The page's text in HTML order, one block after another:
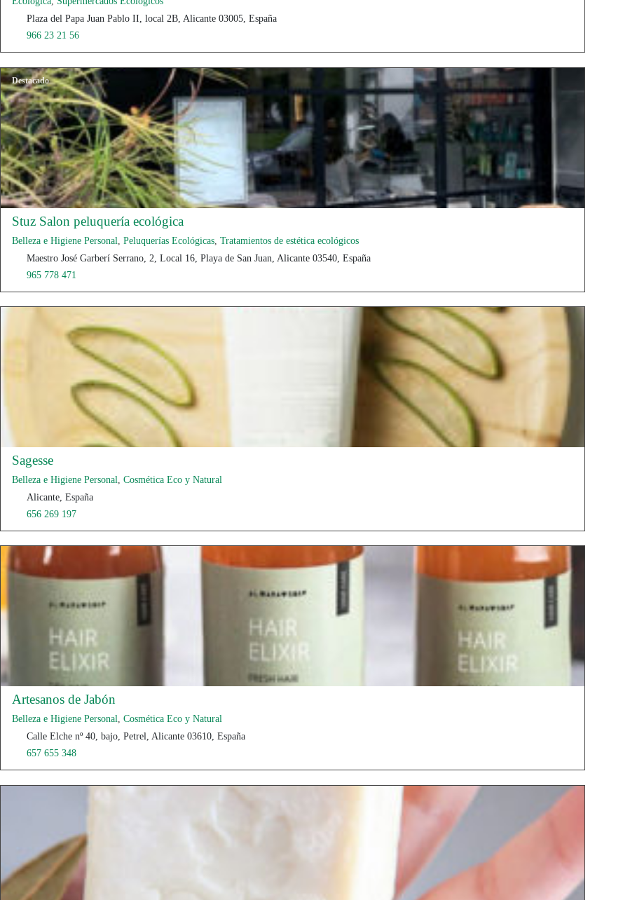
Plaza del Papa Juan Pablo II, local 2B, Alicante 03005, España
966 23 21 56
Stuz Salon peluquería ecológica
Belleza e Higiene Personal Peluquerías Ecológicas Tratamientos de estética ecológicos
Maestro José Garberí Serrano, 2, Local 16, Playa de San Juan, Alicante 03540, España
965 778 471
Destacado
Sagesse
Belleza e Higiene Personal Cosmética Eco y Natural
Alicante, España
656 269 197
Artesanos de Jabón
Belleza e Higiene Personal, Cosmética Eco y Natural
Calle Elche nº 40, bajo, Petrel, Alicante 03610, España
657 655 348